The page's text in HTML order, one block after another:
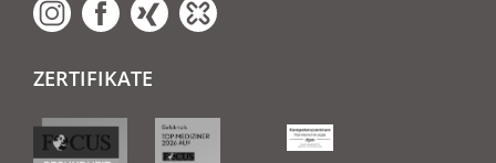
ZERTIFIKATE